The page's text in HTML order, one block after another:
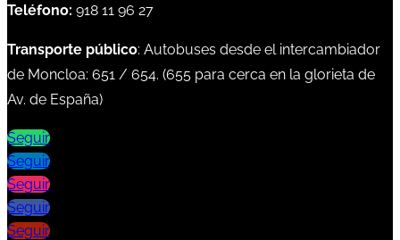
Teléfono: 918 11 96 27
Transporte público: Autobuses desde el intercambiador
de Moncloa: 651 / 654. (655 para cerca en la glorieta de
Av. de España)
Seguir
Seguir
Seguir
Seguir
Seguir